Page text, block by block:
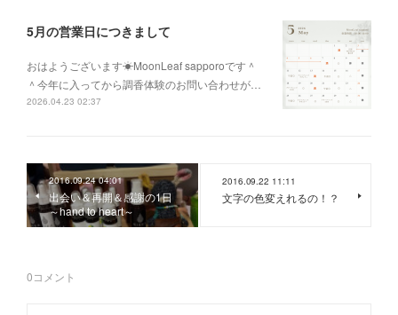
5月の営業日につきまして
おはようございます☀MoonLeaf sapporoです＾
＾今年に入ってから調香体験のお問い合わせが…
2026.04.23 02:37
2016.09.24 04:01
出会い＆再開＆感謝の1日
～hand to heart～
2016.09.22 11:11
文字の色変えれるの！？
0コメント